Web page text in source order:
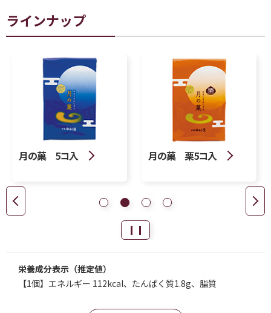
ラインナップ
月の菓 5コ入 月の菓 栗5コ入
栄養成分表示（推定値）
【1個】エネルギー 112kcal、たんぱく質1.8g、脂質